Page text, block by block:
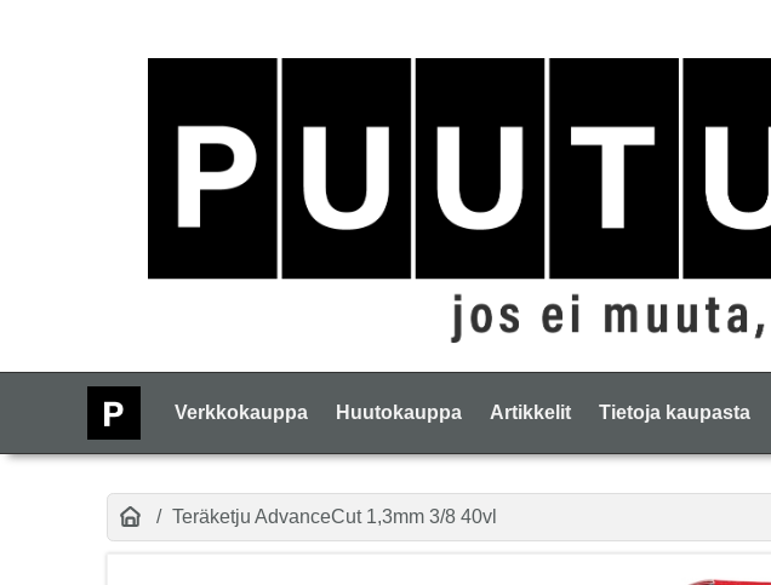
Verkkokauppa Huutokauppa Artikkelit Tietoja kaupasta
Teräketju AdvanceCut 1,3mm 3/8 40vl